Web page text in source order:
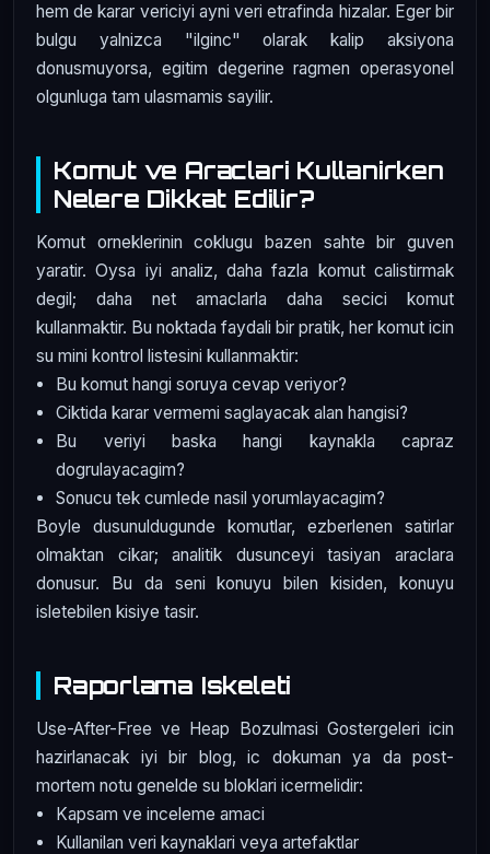
hem de karar vericiyi ayni veri etrafinda hizalar. Eger bir
bulgu yalnizca "ilginc" olarak kalip aksiyona
donusmuyorsa, egitim degerine ragmen operasyonel
olgunluga tam ulasmamis sayilir.
Komut ve Araclari Kullanirken
Nelere Dikkat Edilir?
Komut orneklerinin coklugu bazen sahte bir guven
yaratir. Oysa iyi analiz, daha fazla komut calistirmak
degil; daha net amaclarla daha secici komut
kullanmaktir. Bu noktada faydali bir pratik, her komut icin
su mini kontrol listesini kullanmaktir:
Bu komut hangi soruya cevap veriyor?
Ciktida karar vermemi saglayacak alan hangisi?
Bu veriyi baska hangi kaynakla capraz
dogrulayacagim?
Sonucu tek cumlede nasil yorumlayacagim?
Boyle dusunuldugunde komutlar, ezberlenen satirlar
olmaktan cikar; analitik dusunceyi tasiyan araclara
donusur. Bu da seni konuyu bilen kisiden, konuyu
isletebilen kisiye tasir.
Raporlama Iskeleti
Use-After-Free ve Heap Bozulmasi Gostergeleri icin
hazirlanacak iyi bir blog, ic dokuman ya da post-
mortem notu genelde su bloklari icermelidir:
Kapsam ve inceleme amaci
Kullanilan veri kaynaklari veya artefaktlar